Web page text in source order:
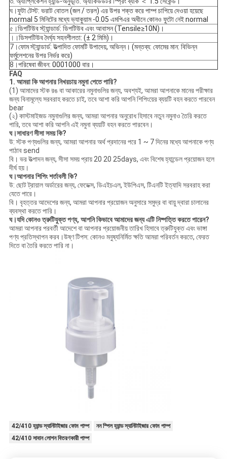
ঘ।ফুটা টেস্ট: ভরাট বোতল (জল / তরল) এর উপর শক্ত করে পাম্প চাপিয়ে দেওয়া হয়েছে
normal 5 মিনিটের মধ্যে ভ্যাকুয়াম -0.05 এমপিএর অধীনে কোনও ফুটো নেই normal
৫।ডিপটিউব স্ট্যান্ডার্ড: ডিপটিউব এবং আবাসন (Tensile≥10N)।
।।ডিসপটিউব দৈর্ঘ্য সহনশীলতা: (± 2 মিমি)।
7।ফোম স্ট্যান্ডার্ড: উত্পাদিত ফোমটি উপাদেয়, অভিন্ন। (মন্তব্য: ফোমের মান: বিভিন্ন
ফর্মুলেশনের উপর নির্ভর করে)
8।পরিষেবা জীবন: 0001000 বার।
FAQ
1. আমরা কি আপনার নিখরচায় নমুনা পেতে পারি?
(1) আমাদের স্টক রঙ বা আকারের নমুনাগুলির জন্য, অবশ্যই, আমরা আপনাকে মানের পরীক্ষার
জন্য বিনামূল্যে সরবরাহ করতে চাই, তবে আশা করি আপনি শিপিংয়ের ব্যয়টি বহন করতে পারবেন
bear
(২) কাস্টমাইজড নমুনাগুলির জন্য, আমরা আপনার অনুরোধ হিসাবে নতুন নমুনাও তৈরি করতে
পারি, তবে আশা করি আপনি এই নমুনা ব্যয়টি বহন করতে পারবেন।
ঘ।সাধারণ সীসা সময় কি?
উ: স্টক পণ্যগুলির জন্য, আমরা আপনার অর্থ প্রদানের পরে 1 ~ 7 দিনের মধ্যে আপনাকে পণ্য
পাঠাব send
বি। ভর উত্পাদন জন্য, সীসা সময় প্রায় 20 20 25days, এবং বিশেষ হ্যান্ডেল প্রয়োজন হলে
দীর্ঘ হয়।
ঘ।আপনার শিপিং শর্তাবলী কি?
উ: ছোট ট্রায়াল অর্ডারের জন্য, ফেডেক্স, ডিএইচএল, ইউপিএস, টিএনটি ইত্যাদি সরবরাহ করা
যেতে পারে।
বি। বৃহত্তর আদেশের জন্য, আমরা আপনার প্রয়োজন অনুসারে সমুদ্র বা বায়ু দ্বারা চালানের
ব্যবস্থা করতে পারি।
ঘ।যদি কোনও ত্রুটিযুক্ত পণ্য, আপনি কিভাবে আমাদের জন্য এটি নিষ্পত্তি করতে পারেন?
আমরা আপনার পরবর্তী আদেশে বা আপনার প্রয়োজনীয় তারিখ হিসাবে ত্রুটিযুক্ত এবং ভাঙ্গা
পণ্য প্রতিস্থাপন করব।উষ্ণ টিপস: কোনও মনুষ্যনির্মিত ক্ষতি আমরা পরিবর্তন করতে, ফেরত
দিতে বা তৈরি করতে পারি না।
42/410 হ্যান্ড স্যানিটাইজার ফোম পাম্প
নন স্পিল হ্যান্ড স্যানিটাইজার ফোম পাম্প
42/410 সাবান লোশন বিতরণকারী পাম্প